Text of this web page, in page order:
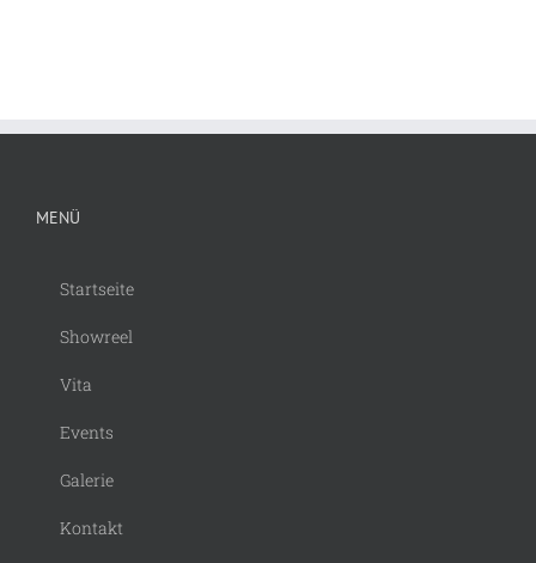
MENÜ
Startseite
Showreel
Vita
Events
Galerie
Kontakt